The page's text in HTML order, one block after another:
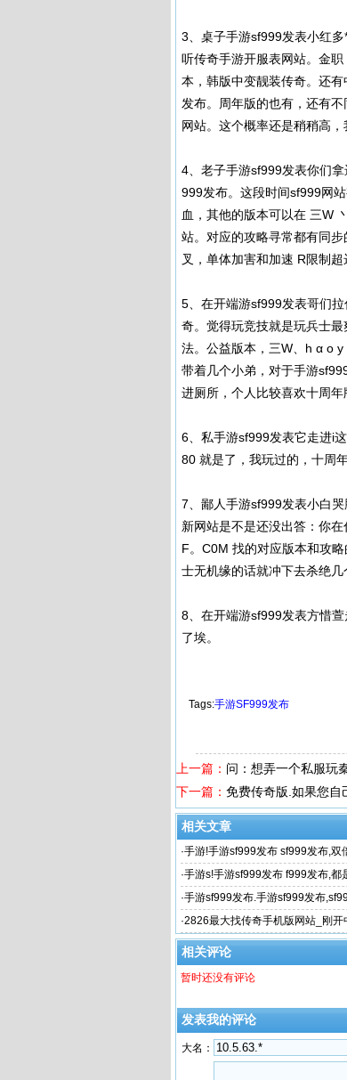
3、桌子手游sf999发表小红
听传奇手游开服表网站。金
本，韩版中变靓装传奇。还
发布。周年版的也有，还有
网站。这个概率还是稍稍高
4、老子手游sf999发表你们
999发布。这段时间sf999网
血，其他的版本可以在 三W
站。对应的攻略寻常都有同
叉，单体加害和加速 R限制
5、在开端游sf999发表哥们
奇。觉得玩竞技就是玩兵士
法。公益版本，三W、h α o
带着几个小弟，对于手游
进厕所，个人比较喜欢十周
6、私手游sf999发表它走进i
80 就是了，我玩过的，十周
7、鄙人手游sf999发表小白
新网站是不是还没出答：你
F。C0M 找的对应版本和攻
士无机缘的话就冲下去杀绝
8、在开端游sf999发表方惜
了埃。
Tags:手游SF999发布
上一篇： 问：想弄一个私服玩
下一篇： 免费传奇版.如果您自
相关文章
·手游!手游sf999发布 sf999发布,双
守护带3小小的
·手游s!手游sf999发布 f999发布,都
游sf
·手游sf999发布.手游sf999发布
新开sf999《暗
·2826最大找传奇手机版网站_刚
新开手游传
相关评论
暂时还没有评论
发表我的评论
大名：